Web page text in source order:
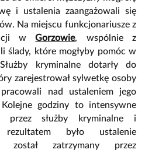
i ustalenia zaangażowali się
Na miejscu funkcjonariusze z
wGorzowie, wspólnie z
ślady, które mogłyby pomóc w
kryminalne dotarły do
zarejestrował sylwetkę osoby
nad ustaleniem jego
godziny to intensywne
przez służby kryminalne i
było ustalenie
został zatrzymany przez